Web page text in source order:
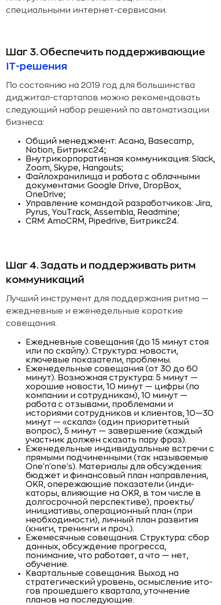
специальными интернет-сервисами.
Шаг 3. Обеспечить поддерживающие
IT-решения
По состоянию на 2019 год для большинства
диджитал-стартапов можно рекомендовать
следующий набор решений по автоматизации
бизнеса:
Общий менеджмент: Асана, Basecamp,
Notion, Битрикс24;
Внутрикорпоративная коммуникация: Slack,
Zoom, Skype, Hangouts;
Файлохранилища и работа с облачными
документами: Google Drive, DropBox,
OneDrive;
Управление командой разработчиков: Jira,
Pyrus, YouTrack, Assembla, Readmine;
CRM: AmoCRM, Pipedrive, Битрикс24.
Шаг 4. Задать и поддерживать ритм
коммуникаций
Лучший инструмент для поддержания ритма —
ежеднев­ные и еженедельные короткие
совещания.
Ежедневные совещания (до 15 минут стоя
или по скайпу). Структура: новости,
ключевые показатели, проблемы.
Еженедельные совещания (от 30 до 60
минут). Воз­можная структура: 5 минут —
хорошие новости, 10 минут — цифры (по
компании и сотрудникам), 10 ми­нут —
работа с отзывами, проблемами и
историями со­трудников и клиентов, 10—30
минут — «скала» (один приоритетный
вопрос), 5 минут — завершение (каж­дый
участник должен сказать пару фраз).
Еженедельные индивидуальные встречи с
прямыми подчиненными (так называемые
One'n'one's). Мате­риалы для обсуждения:
бюджет и финансовый план направления,
OKR, опережающие показатели (инди­
каторы, влияющие на OKR, в том числе в
долгосроч­ной перспективе), проекты/
инициативы, операцион­ный план (при
необходимости), личный план разви­тия
(книги, тренинги и проч.).
Ежемесячные совещания. Структура: сбор
данных, об­суждение прогресса,
понимание, что работает, а что — нет,
обучение.
Квартальные совещания. Выход на
стратеги­ческий уровень, осмысление ито­
гов прошедшего квартала, уточ­нение
планов на последу­ющие.